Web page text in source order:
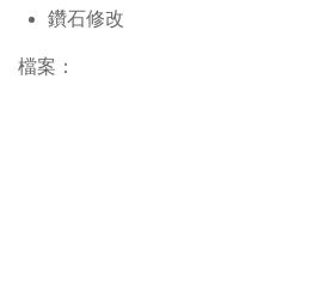
鑽石修改
檔案：